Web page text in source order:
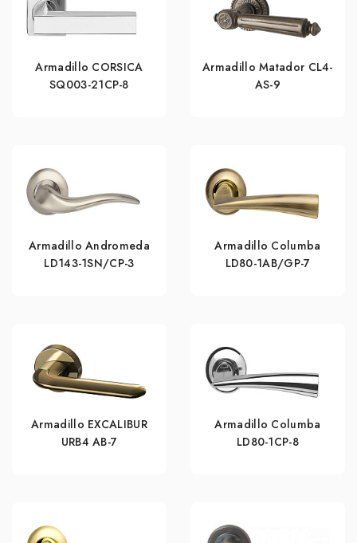
Armadillo CORSICA
SQ003-21CP-8
Armadillo Matador CL4-
AS-9
Armadillo Andromeda
LD143-1SN/CP-3
Armadillo Columba
LD80-1AB/GP-7
Armadillo EXCALIBUR
URB4 АВ-7
Armadillo Columba
LD80-1CP-8